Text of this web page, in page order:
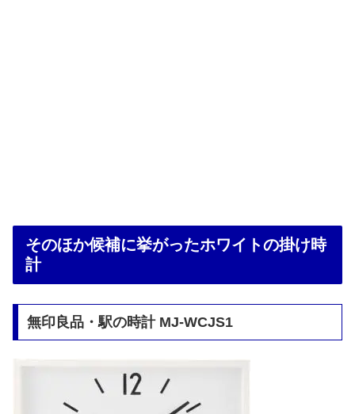
そのほか候補に挙がったホワイトの掛け時
計
無印良品・駅の時計 MJ-WCJS1